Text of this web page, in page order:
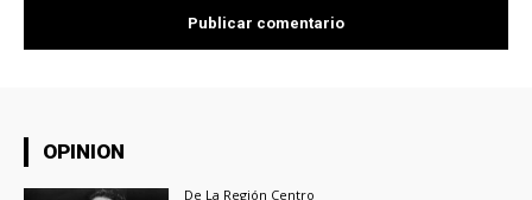
OPINION
De La Región Centro